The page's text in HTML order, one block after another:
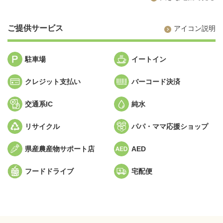
ご提供サービス アイコン説明
駐車場 イートイン
クレジット支払い バーコード決済
交通系IC 純水
リサイクル パパ・ママ応援ショップ
県産農産物サポート店 AED
フードドライブ 宅配便